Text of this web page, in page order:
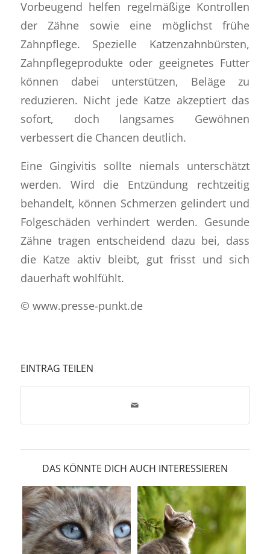
Vorbeugend helfen regelmäßige Kontrollen
der Zähne sowie eine möglichst frühe
Zahnpflege. Spezielle Katzenzahnbürsten,
Zahnpflegeprodukte oder geeignetes Futter
können dabei unterstützen, Beläge zu
reduzieren. Nicht jede Katze akzeptiert das
sofort, doch langsames Gewöhnen
verbessert die Chancen deutlich.
Eine Gingivitis sollte niemals unterschätzt
werden. Wird die Entzündung rechtzeitig
behandelt, können Schmerzen gelindert und
Folgeschäden verhindert werden. Gesunde
Zähne tragen entscheidend dazu bei, dass
die Katze aktiv bleibt, gut frisst und sich
dauerhaft wohlfühlt.
© www.presse-punkt.de
EINTRAG TEILEN
DAS KÖNNTE DICH AUCH INTERESSIEREN